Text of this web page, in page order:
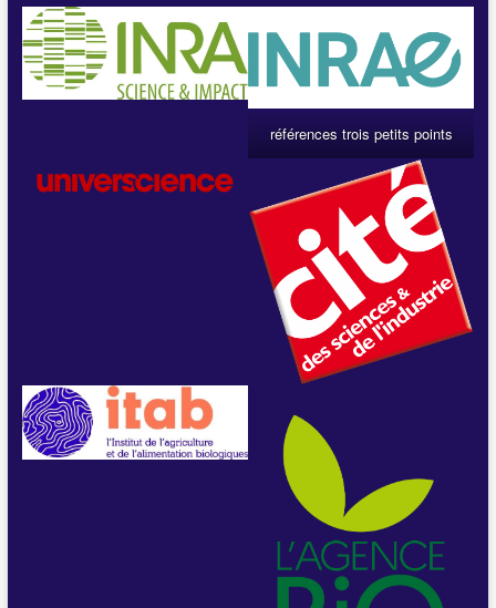
références trois petits points